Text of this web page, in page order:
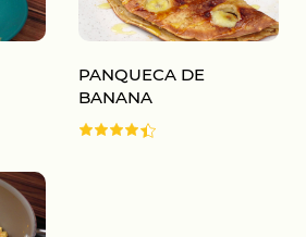
PANQUECA DE
BANANA